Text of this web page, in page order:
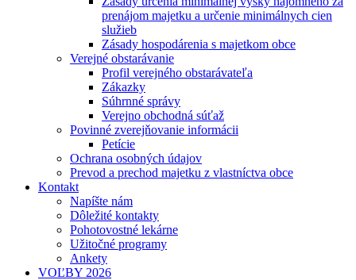
prenájom majetku a určenie minimálnych cien
služieb
Zásady hospodárenia s majetkom obce
Verejné obstarávanie
Profil verejného obstarávateľa
Zákazky
Súhrnné správy
Verejno obchodná súťaž
Povinné zverejňovanie informácii
Petície
Ochrana osobných údajov
Prevod a prechod majetku z vlastníctva obce
Kontakt
Napíšte nám
Dôležité kontakty
Pohotovostné lekárne
Užitočné programy
Ankety
VOĽBY 2026